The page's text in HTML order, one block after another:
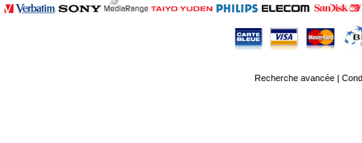
Recherche avancée|